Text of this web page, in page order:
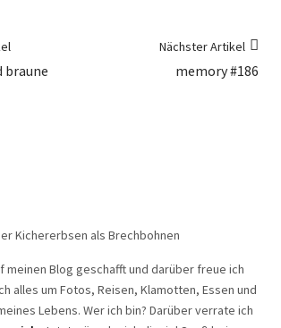
braune
Nächster Artikel
memory #186
Kichererbsen als Brechbohnen
meinen Blog geschafft und darüber freue ich
alles um Fotos, Reisen, Klamotten, Essen und
Lebens. Wer ich bin? Darüber verrate ich